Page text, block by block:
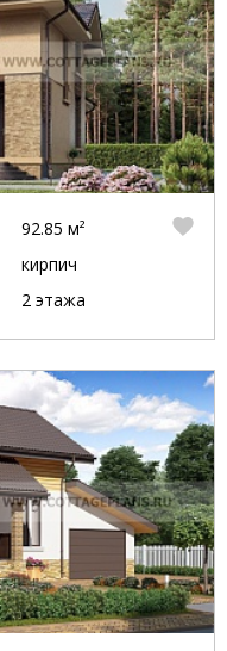
92.85 м²
кирпич
2 этажа